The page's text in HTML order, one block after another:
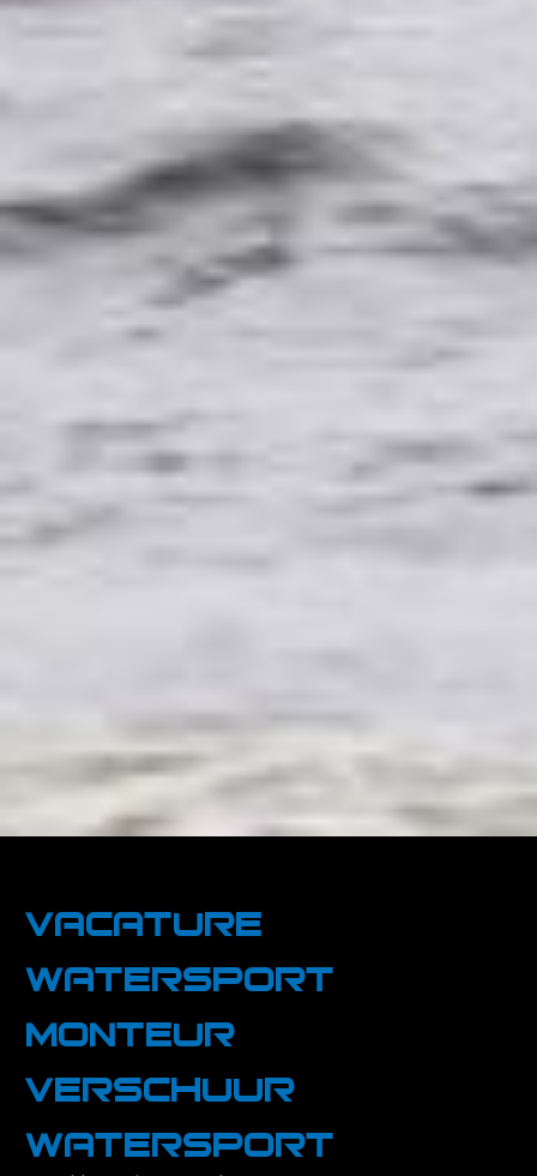
Vacature
Watersport
monteur
Verschuur
Watersport